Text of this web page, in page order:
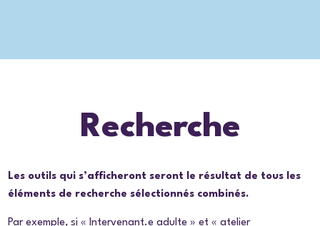
Recherche
Les outils qui s’afficheront seront le résultat de tous les
éléments de recherche sélectionnés combinés.
Par exemple, si « Intervenant.e adulte » et « atelier